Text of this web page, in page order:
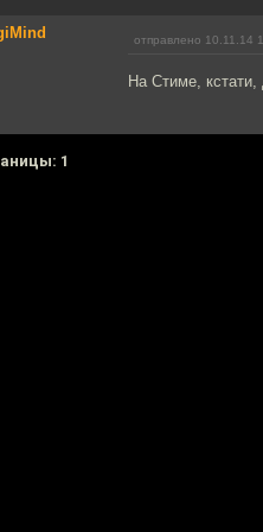
отправлено 10.11.14
На Стиме,
1